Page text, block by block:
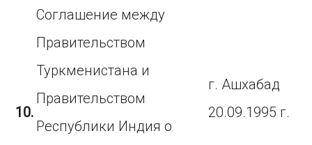
10.
Соглашение между
Правительством
Туркменистана и
Правительством
Республики Индия о
г. Ашхабад
20.09.1995 г.